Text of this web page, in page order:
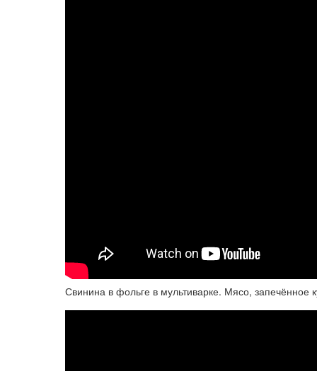
Свинина в фольге в мультиварке. Мясо, запечённое